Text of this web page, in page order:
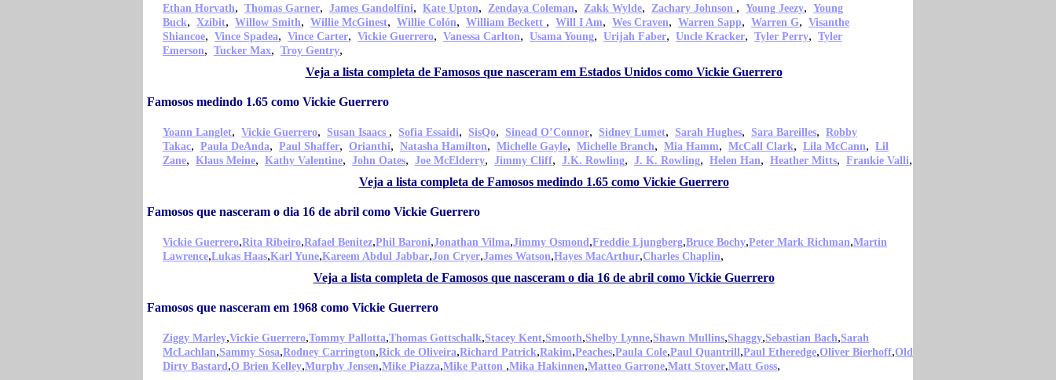
Ethan Horvath, Thomas Garner, James Gandolfini, Kate Upton, Zendaya Coleman, Zakk Wylde, Zachary Johnson , Young Jeezy, Young
Buck, Xzibit, Willow Smith, Willie McGinest, Willie Colón, William Beckett , Will I Am, Wes Craven, Warren Sapp, Warren G, Visanthe
Shiancoe, Vince Spadea, Vince Carter, Vickie Guerrero, Vanessa Carlton, Usama Young, Urijah Faber, Uncle Kracker, Tyler Perry, Tyler
Emerson, Tucker Max, Troy Gentry,
Veja a lista completa de Famosos que nasceram em Estados Unidos como Vickie Guerrero
Famosos medindo 1.65 como Vickie Guerrero
Yoann Langlet, Vickie Guerrero, Susan Isaacs , Sofia Essaidi, SisQo, Sinead O’Connor, Sidney Lumet, Sarah Hughes, Sara Bareilles, Robby
Takac, Paula DeAnda, Paul Shaffer, Orianthi, Natasha Hamilton, Michelle Gayle, Michelle Branch, Mia Hamm, McCall Clark, Lila McCann, Lil
Zane, Klaus Meine, Kathy Valentine, John Oates, Joe McElderry, Jimmy Cliff, J.K. Rowling, J. K. Rowling, Helen Han, Heather Mitts, Frankie Valli,
Veja a lista completa de Famosos medindo 1.65 como Vickie Guerrero
Famosos que nasceram o dia 16 de abril como Vickie Guerrero
Vickie Guerrero,Rita Ribeiro,Rafael Benitez,Phil Baroni,Jonathan Vilma,Jimmy Osmond,Freddie Ljungberg,Bruce Bochy,Peter Mark Richman,Martin
Lawrence,Lukas Haas,Karl Yune,Kareem Abdul Jabbar,Jon Cryer,James Watson,Hayes MacArthur,Charles Chaplin,
Veja a lista completa de Famosos que nasceram o dia 16 de abril como Vickie Guerrero
Famosos que nasceram em 1968 como Vickie Guerrero
Ziggy Marley,Vickie Guerrero,Tommy Pallotta,Thomas Gottschalk,Stacey Kent,Smooth,Shelby Lynne,Shawn Mullins,Shaggy,Sebastian Bach,Sarah
McLachlan,Sammy Sosa,Rodney Carrington,Rick de Oliveira,Richard Patrick,Rakim,Peaches,Paula Cole,Paul Quantrill,Paul Etheredge,Oliver Bierhoff,Old
Dirty Bastard,O Brien Kelley,Murphy Jensen,Mike Piazza,Mike Patton ,Mika Hakinnen,Matteo Garrone,Matt Stover,Matt Goss,